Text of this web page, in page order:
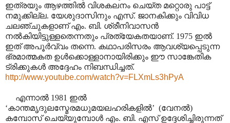
ഇത്രയും ആഴത്തിൽ വിശകലനം ചെയ്ത മറ്റൊരു പാട്ട്
നമുക്കില്ല. യേശുദാസിനും എസ്. ജാനകിക്കും വിവിധ
ചലഞ്ചുകളാണ് എം. ബി. ശ്രീനിവാസൻ
നൽകിയിട്ടുള്ളതെന്നതും പ്രത്യേകതയാണ്. 1975 ഇൽ
ഇത് അപൂർവ്വം തന്നെ. കഥാപരിസരം ആവശ്യപ്പെടുന്ന
ഭ്രമാത്മകത ഉൾക്കൊള്ളാനായിരിക്കും ഈ സാങ്കേതിക
ട്രിക്കുകൾ അദ്ദേഹം നിബന്ധിച്ചത്.
http://www.youtube.com/watch?v=FLXmLs3hPyA
എന്നാൽ 1981 ഇൽ
‘കാന്തമൃദുലസ്മേരമധുമയലഹരികളിൽ’ (വേനൽ)
കമ്പോസ് ചെയ്യുമ്പോൾ എം. ബി. എസ് ഉദ്ദേശിച്ചിരുന്നത്